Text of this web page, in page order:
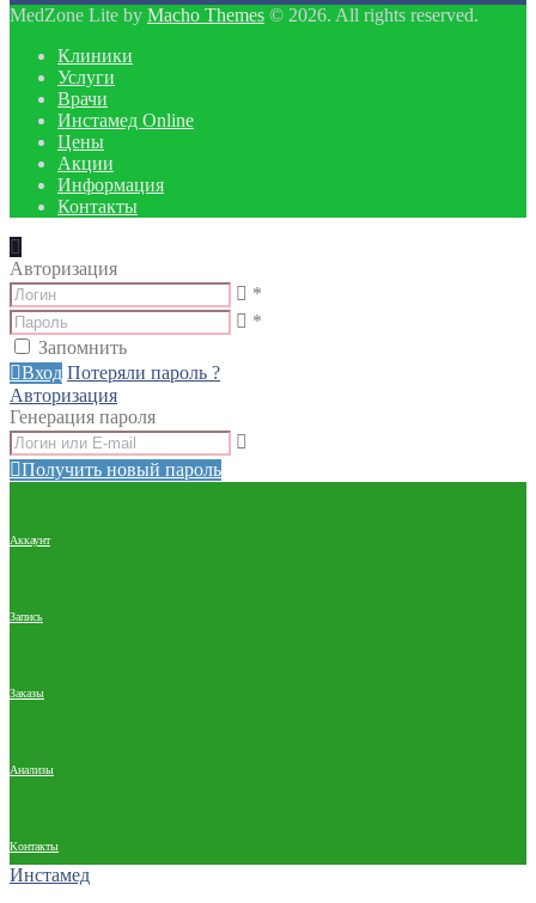
MedZone Lite by Macho Themes © 2026. All rights reserved.
Клиники
Услуги
Врачи
Инстамед Online
Цены
Акции
Информация
Контакты
Авторизация
*
*
Запомнить
Вход Потеряли пароль ?
Авторизация
Генерация пароля
Получить новый пароль
Аккаунт
Запись
Заказы
Анализы
Контакты
Инстамед